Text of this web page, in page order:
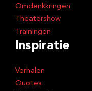
Omdenkkringen
Theatershow
Trainingen
Inspiratie
Verhalen
Quotes